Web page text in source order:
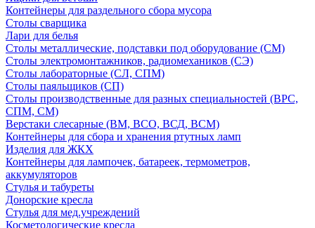
Контейнеры для раздельного сбора мусора
Столы сварщика
Лари для белья
Столы металлические, подставки под оборудование (СМ)
Столы электромонтажников, радиомехаников (СЭ)
Столы лабораторные (СЛ, СПМ)
Столы паяльщиков (СП)
Столы производственные для разных специальностей (ВРС,
СПМ, СМ)
Верстаки слесарные (ВМ, ВСО, ВСД, ВСМ)
Контейнеры для сбора и хранения ртутных ламп
Изделия для ЖКХ
Контейнеры для лампочек, батареек, термометров,
аккумуляторов
Стулья и табуреты
Донорские кресла
Стулья для мед.учреждений
Косметологические кресла